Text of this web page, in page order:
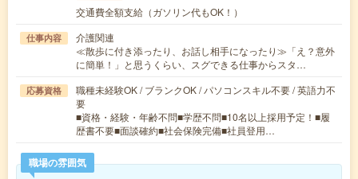
交通費全額支給（ガソリン代もOK！）
仕事内容
介護関連
≪散歩に付き添ったり、お話し相手になったり≫「え？意外
に簡単！」と思うくらい、スグできる仕事からスタ…
応募資格
職種未経験OK / ブランクOK / パソコンスキル不要 / 英語力不
要
■資格・経験・年齢不問■学歴不問■10名以上採用予定！■履
歴書不要■面談確約■社会保険完備■社員登用…
職場の雰囲気